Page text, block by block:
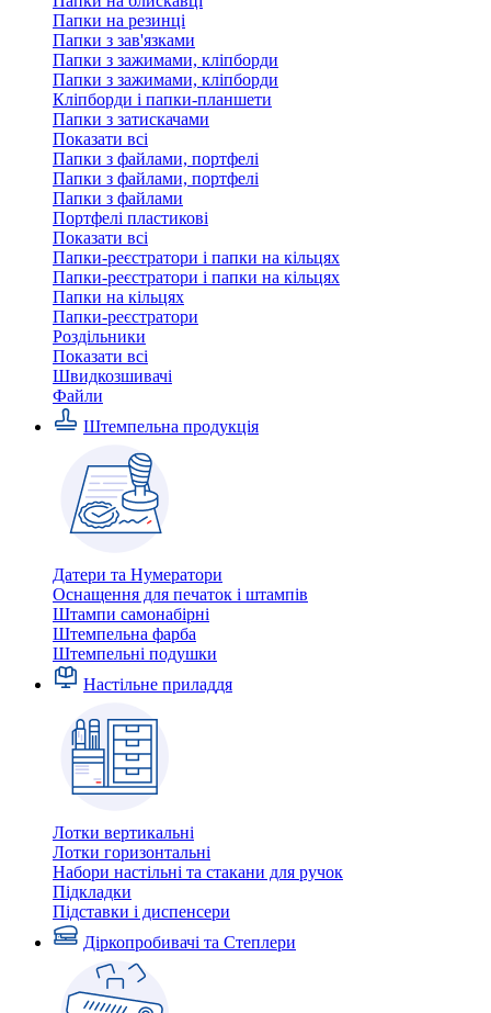
Папки на резинці
Папки з зав'язками
Папки з зажимами, кліпборди
Папки з зажимами, кліпборди
Кліпборди і папки-планшети
Папки з затискачами
Показати всі
Папки з файлами, портфелі
Папки з файлами, портфелі
Папки з файлами
Портфелі пластикові
Показати всі
Папки-реєстратори і папки на кільцях
Папки-реєстратори і папки на кільцях
Папки на кільцях
Папки-реєстратори
Роздільники
Показати всі
Швидкозшивачi
Файли
Штемпельна продукція
Датери та Нумератори
Оснащення для печаток і штампів
Штампи самонабірні
Штемпельна фарба
Штемпельні подушки
Настільне приладдя
Лотки вертикальні
Лотки горизонтальні
Набори настільні та стакани для ручок
Підкладки
Підставки і диспенсери
Діркопробивачі та Степлери